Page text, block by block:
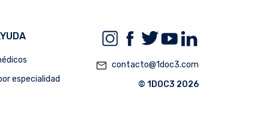
especialidad
mail_outline contacto@1doc3.com
© 1DOC3 2026